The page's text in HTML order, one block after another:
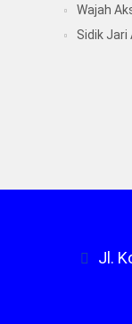
Wajah
Sidik Jari
Jl.